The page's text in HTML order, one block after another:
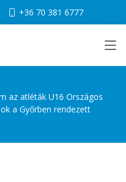
+36 70 381 6777
az atléták U16 Országos
a Győrben rendezett